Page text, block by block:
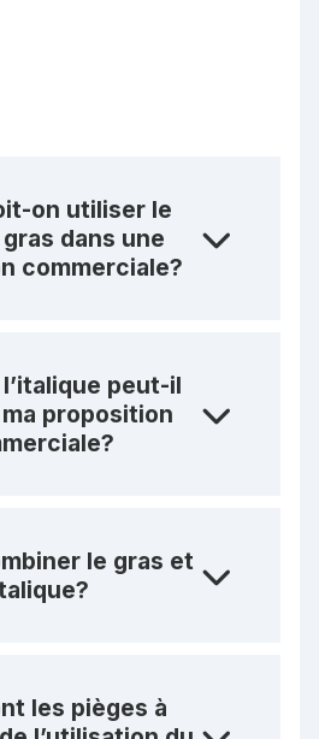
on utiliser le
dans une
commerciale?
peut-il
proposition
le gras et
les pièges à